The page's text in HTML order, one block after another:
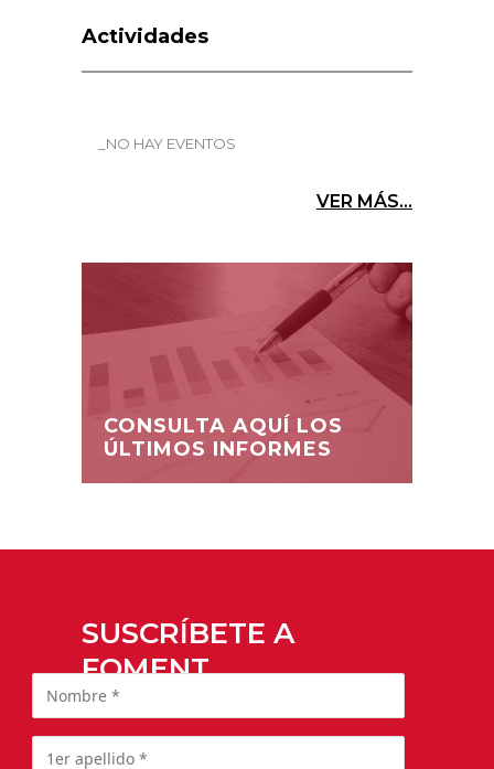
Actividades
_NO HAY EVENTOS
VER MÁS...
CONSULTA AQUÍ LOS
ÚLTIMOS INFORMES
SUSCRÍBETE A
FOMENT